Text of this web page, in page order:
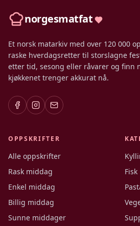
norgesmatfat
Et norsk matarkiv med over 120 000
raske hverdagsretter til storslagne
etter tid, sesong eller råvarer og finn
kjøkkenet trenger akkurat nå.
OPPSKRIFTER
Alle oppskrifter
Rask middag
Enkel middag
Billig middag
Sunne middager
Fisk